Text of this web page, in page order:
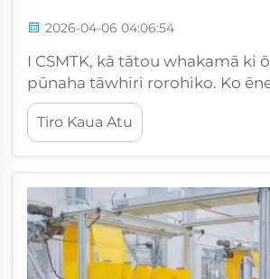
2026-04-06 04:06:54
I CSMTK, kā tātou whakamā ki
pūnaha tāwhiri rorohiko. Ko
he mea rere mai i te hāhi o ngā
tāwhiri, ā, he pai ake ngā hua i
mahi tāwhiri tawhiti. He nui ngā
wāhanga tāwhiri tawhiti he iti
Tiro Kaua Atu